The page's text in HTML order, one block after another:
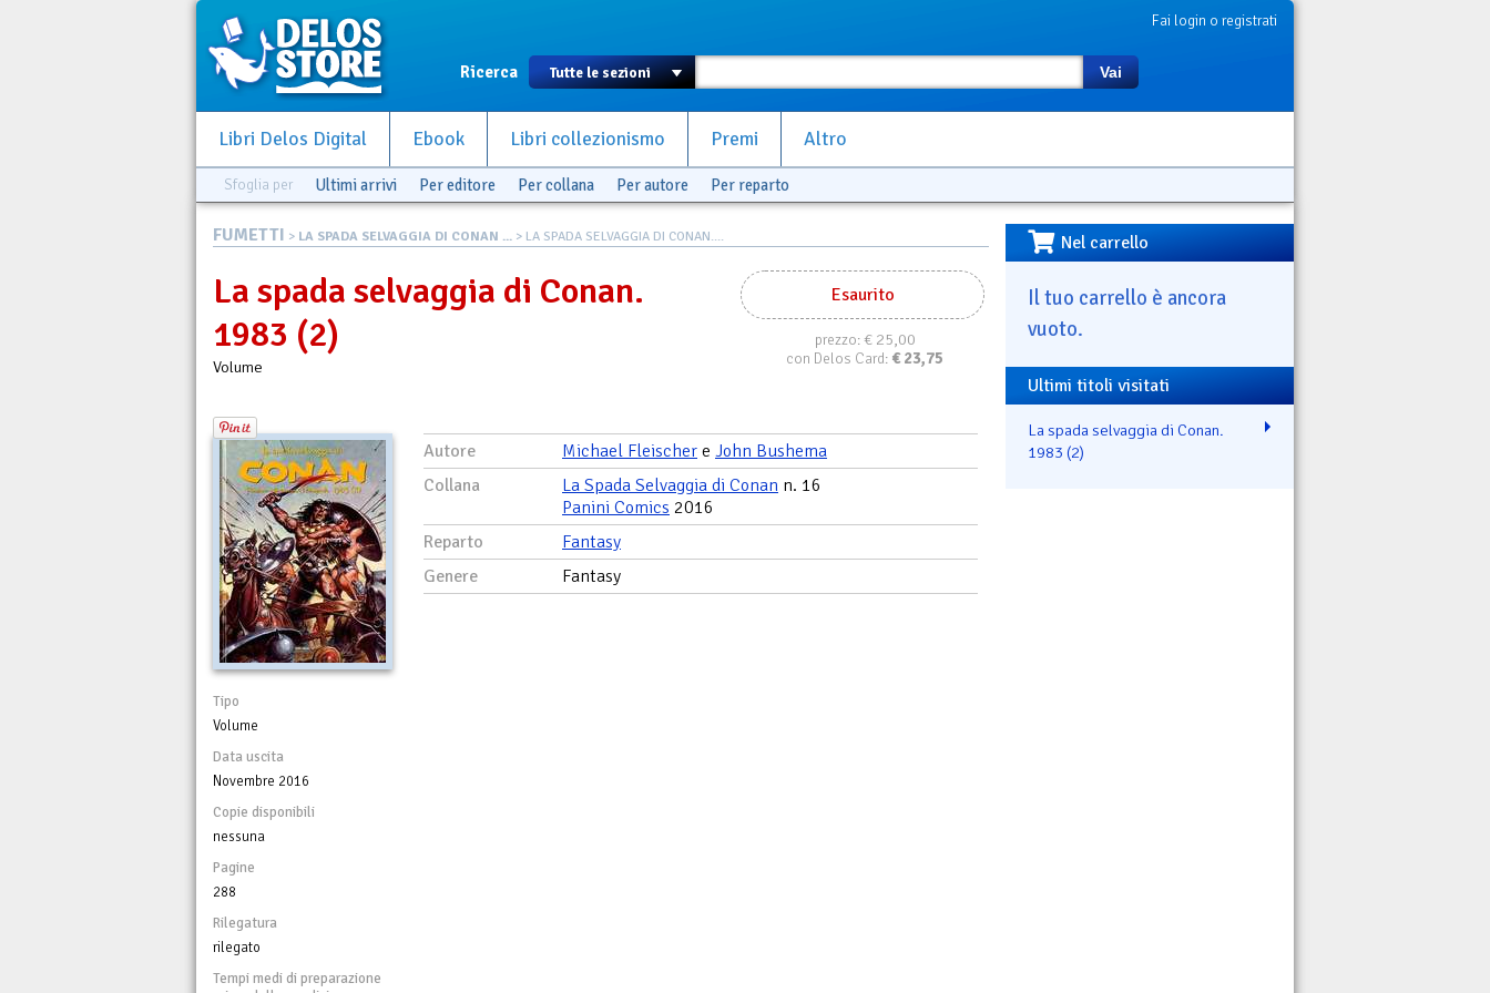
Fai login o registrati
Ricerca Vai
Libri Delos Digital Ebook Libri collezionismo Premi Altro
Sfoglia per Ultimi arrivi Per editore Per collana Per autore Per reparto
FUMETTI > LA SPADA SELVAGGIA DI CONAN ... > LA SPADA SELVAGGIA DI CONAN....
Esaurito
prezzo:€ 25,00
con Delos Card: € 23,75
La spada selvaggia di Conan.
1983 (2)
Volume
Tipo
Volume
Data uscita
Novembre 2016
Copie disponibili
nessuna
Pagine
288
Rilegatura
rilegato
Tempi medi di preparazione
Autore Michael Fleischer e John Bushema
Collana
La Spada Selvaggia di Conan n. 16
Panini Comics 2016
Reparto
Fantasy
Genere
Fantasy
Nel carrello
Il tuo carrello è ancora
vuoto.
Ultimi titoli visitati
La spada selvaggia di Conan.
1983 (2)